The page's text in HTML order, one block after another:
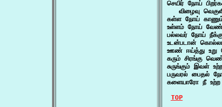
செயிர் நோய்
விழைவு
கள்ள நோய்
உள்ளம் நோய்
பல்லவர் நோய்
உடன்படான்
ஊண் ஈய்த்து உறு
கரும் சிரங்கு
சுருங்கும் இவள்
பருவரல் பைதல்
களையாரோ நீ
TOP